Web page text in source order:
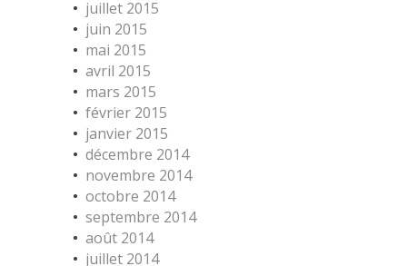
juillet 2015
juin 2015
mai 2015
avril 2015
mars 2015
février 2015
janvier 2015
décembre 2014
novembre 2014
octobre 2014
septembre 2014
août 2014
juillet 2014